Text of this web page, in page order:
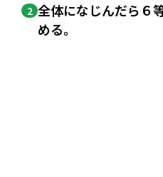
2 全体になじんだら６
める。